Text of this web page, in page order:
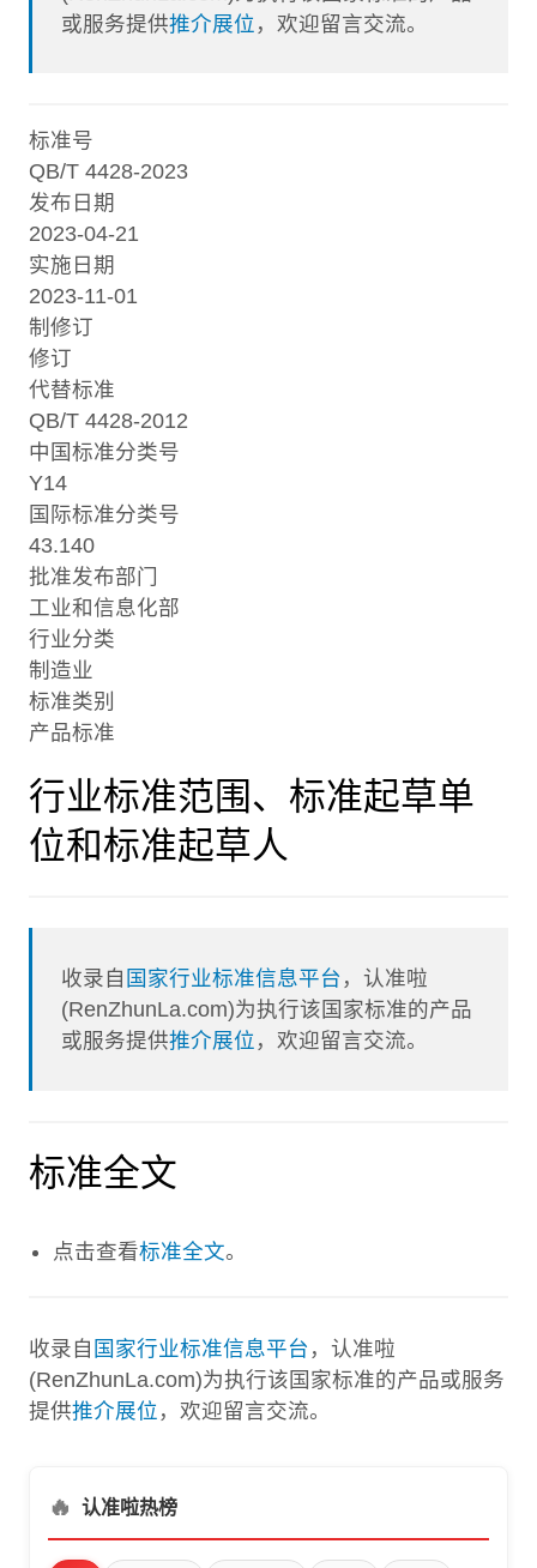
或服务提供推介展位 ，欢迎留言交流。
标准号
QB/T 4428-2023
发布日期
2023-04-21
实施日期
2023-11-01
制修订
修订
代替标准
QB/T 4428-2012
中国标准分类号
Y14
国际标准分类号
43.140
批准发布部门
工业和信息化部
行业分类
制造业
标准类别
产品标准
行业标准范围、标准起草单
位和标准起草人
收录自 国家行业标准信息平台 ，认准啦
(RenZhunLa.com)为执行该国家标准的产品
或服务提供推介展位 ，欢迎留言交流。
标准全文
点击查看标准全文。
收录自 国家行业标准信息平台 ，认准啦
(RenZhunLa.com)为执行该国家标准的产品或服务
提供推介展位 ，欢迎留言交流。
🔥 认准啦热榜